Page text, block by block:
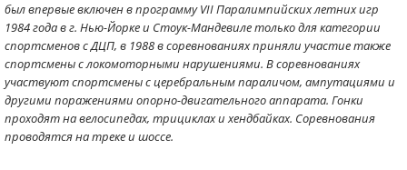
был впервые включен в программу VII Паралимпийских летних игр
1984 года в г. Нью-Йорке и Стоук-Мандевиле только для категории
спортсменов с ДЦП, в 1988 в соревнованиях приняли участие также
спортсмены с локомоторными нарушениями. В соревнованиях
участвуют спортсмены с церебральным параличом, ампутациями и
другими поражениями опорно-двигательного аппарата. Гонки
проходят на велосипедах, трициклах и хендбайках. Соревнования
проводятся на треке и шоссе.